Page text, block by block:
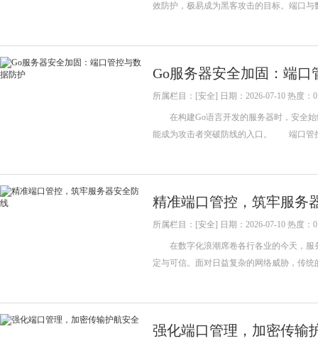
效防护，极易成为黑客攻击的目标。端口
Go服务器安全加固：端口
所属栏目：[安全] 日期：2026-07-10 热度：0
在构建Go语言开发的服务器时，安全始
能成为攻击者突破防线的入口。 端口管
精准端口管控，筑牢服务
所属栏目：[安全] 日期：2026-07-10 热度：0
在数字化浪潮席卷各行各业的今天，服
定与可信。面对日益复杂的网络威胁，传
强化端口管理，加密传输